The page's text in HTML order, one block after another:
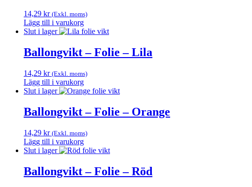
14,29 kr (Exkl. moms)
Lägg till i varukorg
Slut i lager
Ballongvikt – Folie – Lila
14,29 kr (Exkl. moms)
Lägg till i varukorg
Slut i lager
Ballongvikt – Folie – Orange
14,29 kr (Exkl. moms)
Lägg till i varukorg
Slut i lager
Ballongvikt – Folie – Röd